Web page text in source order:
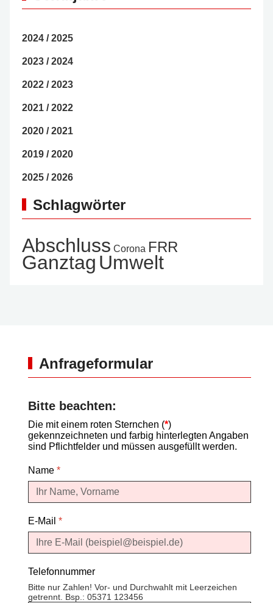
2024 / 2025
2023 / 2024
2022 / 2023
2021 / 2022
2020 / 2021
2019 / 2020
2025 / 2026
Schlagwörter
Abschluss Corona FRR
Ganztag Umwelt
Anfrageformular
Bitte beachten:
Die mit einem roten Sternchen (*)
gekennzeichneten und farbig hinterlegten Angaben
sind Pflichtfelder und müssen ausgefüllt werden.
Name*
E-Mail*
Telefonnummer
Bitte nur Zahlen! Vor- und Durchwahlt mit Leerzeichen
getrennt. Bsp.: 05371 123456